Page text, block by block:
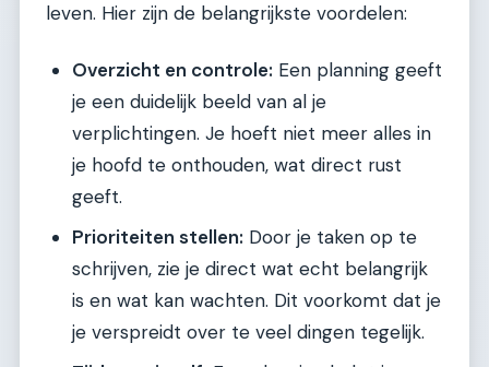
leven. Hier zijn de belangrijkste voordelen:
Overzicht en controle: Een planning geeft
je een duidelijk beeld van al je
verplichtingen. Je hoeft niet meer alles in
je hoofd te onthouden, wat direct rust
geeft.
Prioriteiten stellen: Door je taken op te
schrijven, zie je direct wat echt belangrijk
is en wat kan wachten. Dit voorkomt dat je
je verspreidt over te veel dingen tegelijk.